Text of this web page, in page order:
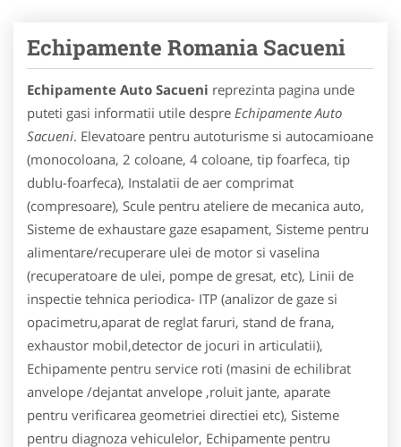
Echipamente Romania Sacueni
Echipamente Auto Sacueni reprezinta pagina unde
puteti gasi informatii utile despre Echipamente Auto
Sacueni. Elevatoare pentru autoturisme si autocamioane
(monocoloana, 2 coloane, 4 coloane, tip foarfeca, tip
dublu-foarfeca), Instalatii de aer comprimat
(compresoare), Scule pentru ateliere de mecanica auto,
Sisteme de exhaustare gaze esapament, Sisteme pentru
alimentare/recuperare ulei de motor si vaselina
(recuperatoare de ulei, pompe de gresat, etc), Linii de
inspectie tehnica periodica- ITP (analizor de gaze si
opacimetru,aparat de reglat faruri, stand de frana,
exhaustor mobil,detector de jocuri in articulatii),
Echipamente pentru service roti (masini de echilibrat
anvelope /dejantat anvelope ,roluit jante, aparate
pentru verificarea geometriei directiei etc), Sisteme
pentru diagnoza vehiculelor, Echipamente pentru